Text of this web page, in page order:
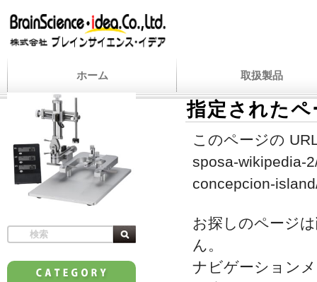
ホーム 取扱製品
指定された
このページの
sposa-wikipedia-
concepcion-
お探しのページ
ん。
ナビゲーション